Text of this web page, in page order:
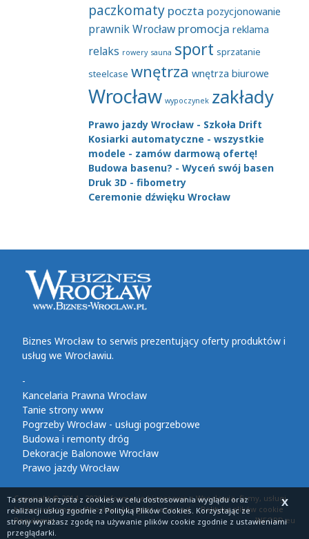
paczkomaty poczta pozycjonowanie
prawnik Wrocław promocja reklama
relaks rowery sauna sport sprzatanie
steelcase wnętrza wnętrza biurowe
Wrocław wypoczynek zakłady
Prawo jazdy Wrocław - Szkoła Drift
Kosiarki automatyczne - wszystkie
modele - zamów darmową ofertę!
Budowa basenu? - Wyceń swój basen
Druk 3D - fibometry
Ceremonie dźwięku Wrocław
Biznes Wrocław to serwis prezentujący oferty produktów i
usług we Wrocławiu.
-
Kancelaria Prawna Wrocław
Tanie strony www
Pogrzeby Wrocław - usługi pogrzebowe
Budowa i remonty dróg
Dekoracje Balonowe Wrocław
Prawo jazdy Wrocław
Copyright © 2014 - 2026 Informacje biznesowe z Wrocławia, firmy, usługi,
biznes informacje Wrocław. All rights reservedPolityka plików cookie
Regulamin
INFORD.eu
X
Ta strona korzysta z cookiesw celu dostosowania wyglądu oraz
realizacji usług zgodnie zPolityką Plików Cookies. Korzystając ze
strony wyrażasz zgodę na używanie plików cookie zgodnie z ustawieniami
przeglądarki.